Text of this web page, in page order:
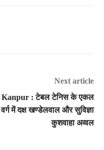
Next article
Kanpur : टेबल टेनिस के एकल
वर्ग में दक्ष खण्डेलवाल और सुविज्ञा
कुशवाहा अव्वल